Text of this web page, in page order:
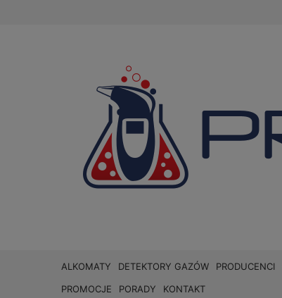
ALKOMATY DETEKTORY GAZÓW PRODUCENCI
PROMOCJE
PORADY KONTAKT